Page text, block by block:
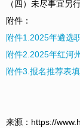
（四）未尽事宜另
附件：
附件1.2025年遴选
附件2.2025年红河
附件3.报名推荐表
来源：https://